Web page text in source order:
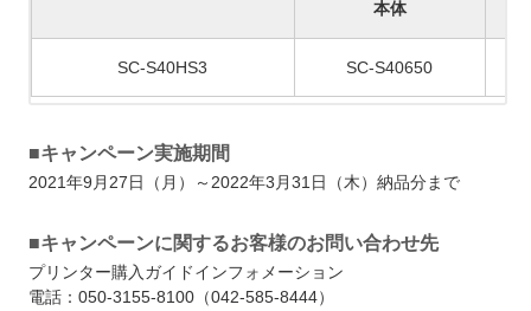
本体
SC-S40HS3 SC-S40650
■キャンペーン実施期間
2021年9月27日（月）～2022年3月31日（木）納品分まで
■キャンペーンに関するお客様のお問い合わせ先
プリンター購入ガイドインフォメーション
電話：050-3155-8100（042-585-8444）